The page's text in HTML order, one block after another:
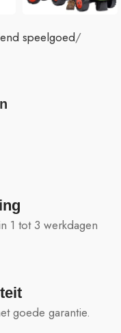
speelgoed
1 tot 3 werkdagen
goede garantie.